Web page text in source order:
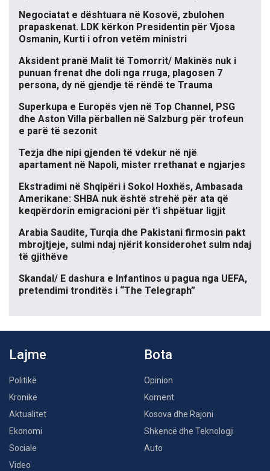
Negociatat e dështuara në Kosovë, zbulohen
prapaskenat. LDK kërkon Presidentin për Vjosa
Osmanin, Kurti i ofron vetëm ministri
Aksident pranë Malit të Tomorrit/ Makinës nuk i
punuan frenat dhe doli nga rruga, plagosen 7
persona, dy në gjendje të rëndë te Trauma
Superkupa e Europës vjen në Top Channel, PSG
dhe Aston Villa përballen në Salzburg për trofeun
e parë të sezonit
Tezja dhe nipi gjenden të vdekur në një
apartament në Napoli, mister rrethanat e ngjarjes
Ekstradimi në Shqipëri i Sokol Hoxhës, Ambasada
Amerikane: SHBA nuk është strehë për ata që
keqpërdorin emigracioni për t’i shpëtuar ligjit
Arabia Saudite, Turqia dhe Pakistani firmosin pakt
mbrojtjeje, sulmi ndaj njërit konsiderohet sulm ndaj
të gjithëve
Skandal/ E dashura e Infantinos u pagua nga UEFA,
pretendimi tronditës i “The Telegraph”
Lajme
Politikë
Kronikë
Aktualitet
Ekonomi
Sociale
Video
Bota
Opinion
Koment
Kosova dhe Rajoni
Shkencë dhe Teknologji
Auto